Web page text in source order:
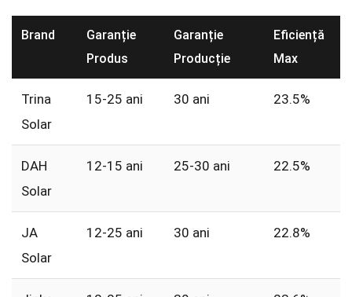
Brand
Garanție
Produs
Garanție
Producție
Eficiență
Max
Trina
Solar
15-25 ani 30 ani 23.5%
DAH
Solar
12-15 ani 25-30 ani 22.5%
JA
Solar
12-25 ani 30 ani 22.8%